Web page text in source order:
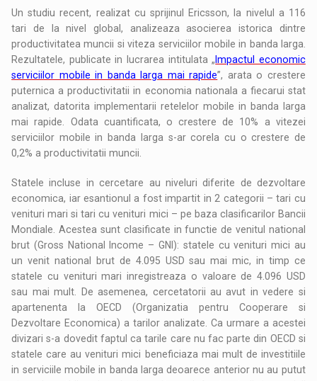
Un studiu recent, realizat cu sprijinul Ericsson, la nivelul a 116
tari de la nivel global, analizeaza asocierea istorica dintre
productivitatea muncii si viteza serviciilor mobile in banda larga.
Rezultatele, publicate in lucrarea intitulata „ Impactul economic
serviciilor mobile in banda larga mai rapide”, arata o crestere
puternica a productivitatii in economia nationala a fiecarui stat
analizat, datorita implementarii retelelor mobile in banda larga
mai rapide. Odata cuantificata, o crestere de 10% a vitezei
serviciilor mobile in banda larga s-ar corela cu o crestere de
0,2% a productivitatii muncii.
Statele incluse in cercetare au niveluri diferite de dezvoltare
economica, iar esantionul a fost impartit in 2 categorii – tari cu
venituri mari si tari cu venituri mici – pe baza clasificarilor Bancii
Mondiale. Acestea sunt clasificate in functie de venitul national
brut (Gross National Income – GNI): statele cu venituri mici au
un venit national brut de 4.095 USD sau mai mic, in timp ce
statele cu venituri mari inregistreaza o valoare de 4.096 USD
sau mai mult. De asemenea, cercetatorii au avut in vedere si
apartenenta la OECD (Organizatia pentru Cooperare si
Dezvoltare Economica) a tarilor analizate. Ca urmare a acestei
divizari s-a dovedit faptul ca tarile care nu fac parte din OECD si
statele care au venituri mici beneficiaza mai mult de investitiile
in serviciile mobile in banda larga deoarece anterior nu au putut